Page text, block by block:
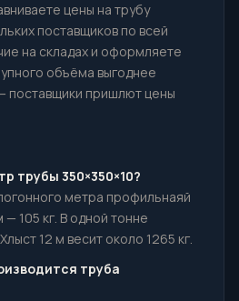
цены на трубу
поставщиков по всей
на складах и оформляете
объёма выгоднее
поставщики пришлют цены
трубы 350×350×10?
метра профильнаяй
105 кг. В одной тонне
12 м весит около 1265 кг.
труба